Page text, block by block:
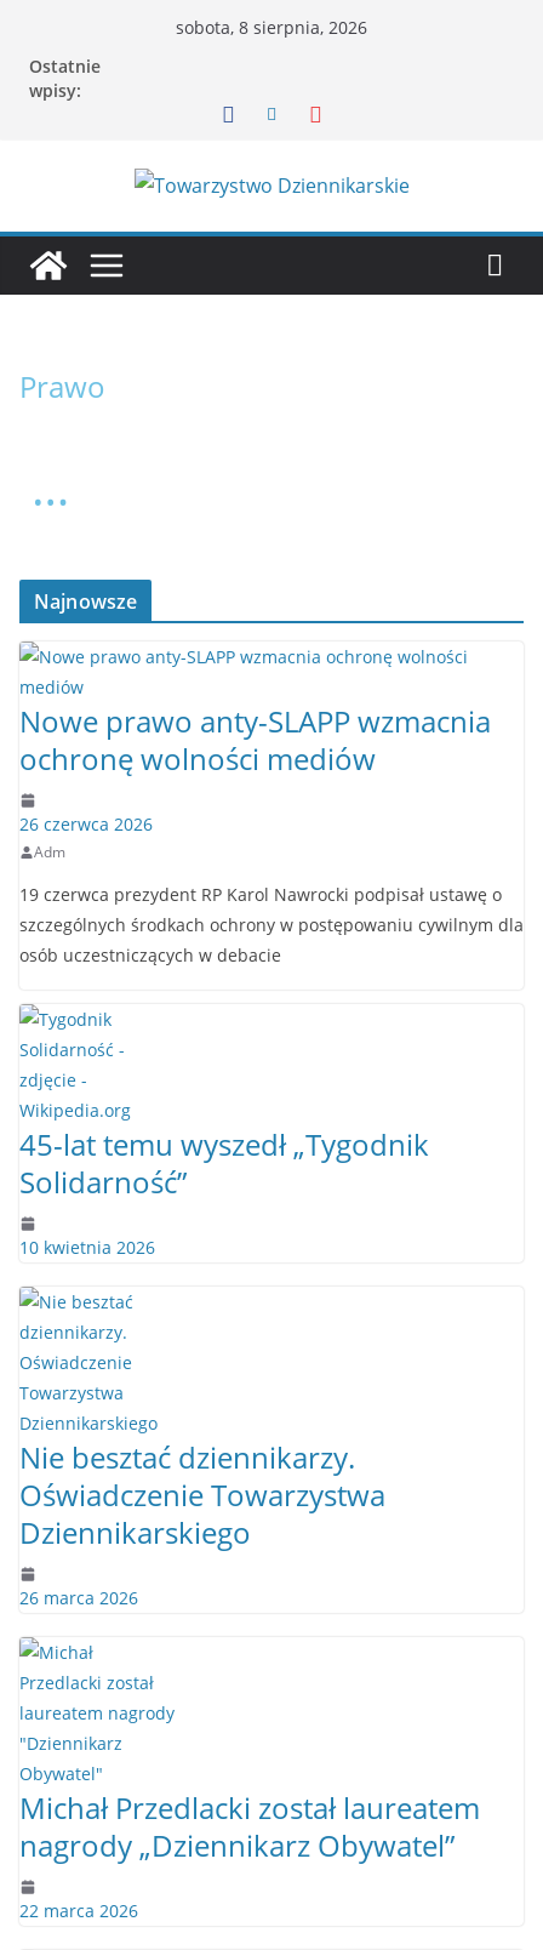
sobota, 8 sierpnia, 2026
Ostatnie
wpisy:
Prawo
…
Najnowsze
Nowe prawo anty-SLAPP wzmacnia
ochronę wolności mediów
26 czerwca 2026
Adm
19 czerwca prezydent RP Karol Nawrocki podpisał ustawę o
szczególnych środkach ochrony w postępowaniu cywilnym dla
osób uczestniczących w debacie
45-lat temu wyszedł „Tygodnik
Solidarność”
10 kwietnia 2026
Nie besztać dziennikarzy.
Oświadczenie Towarzystwa
Dziennikarskiego
26 marca 2026
Michał Przedlacki został laureatem
nagrody „Dziennikarz Obywatel”
22 marca 2026